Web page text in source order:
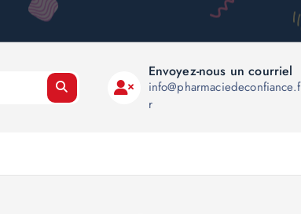
Envoyez-nous un courriel
info@pharmaciedeconfiance.f
r